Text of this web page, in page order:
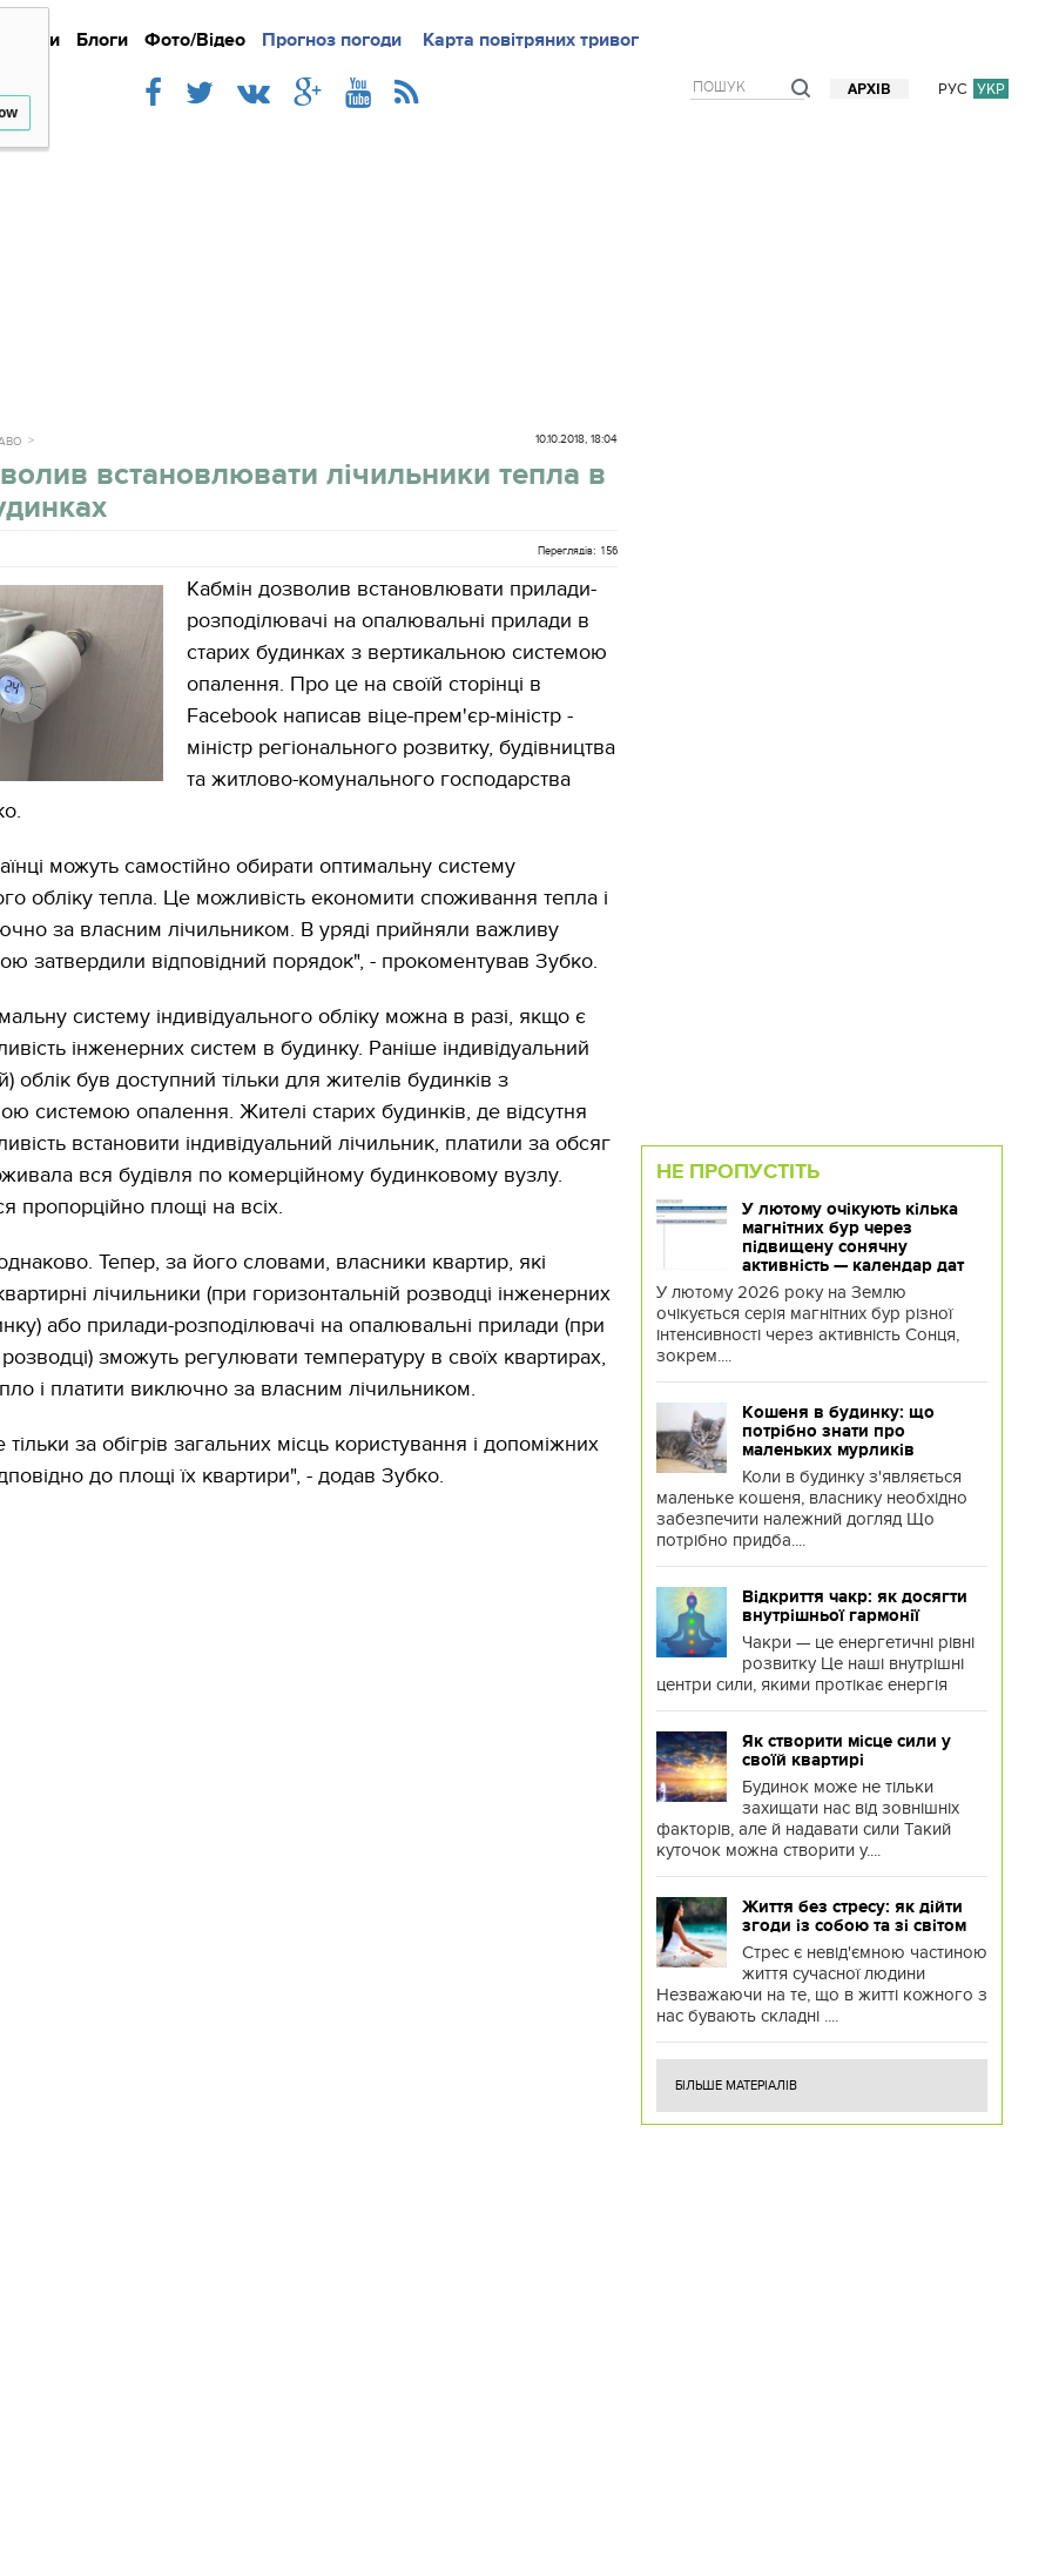
Новини Блоги Фото/Відео Прогноз погоди Карта повітряних тривог
РУС УКР
АРХІВ
Докладно Новини Iнтерв`ю Блоги
10.10.2018, 18:04
встановлювати лічильники тепла в
Переглядів: 156
Кабмін дозволив встановлювати прилади-
розподілювачі на опалювальні прилади в
старих будинках з вертикальною системою
опалення. Про це на своїй сторінці в
Facebook написав віце-прем'єр-міністр -
міністр регіонального розвитку, будівництва
та житлово-комунального господарства
можуть самостійно обирати оптимальну систему
обліку тепла. Це можливість економити споживання тепла і
за власним лічильником. В уряді прийняли важливу
затвердили відповідний порядок", - прокоментував Зубко.
систему індивідуального обліку можна в разі, якщо є
інженерних систем в будинку. Раніше індивідуальний
облік був доступний тільки для жителів будинків з
системою опалення. Жителі старих будинків, де відсутня
встановити індивідуальний лічильник, платили за обсяг
вся будівля по комерційному будинковому вузлу.
пропорційно площі на всіх.
Тепер, за його словами, власники квартир, які
лічильники (при горизонтальній розводці інженерних
або прилади-розподілювачі на опалювальні прилади (при
зможуть регулювати температуру в своїх квартирах,
і платити виключно за власним лічильником.
за обігрів загальних місць користування і допоміжних
до площі їх квартири", - додав Зубко.
НЕ ПРОПУСТІТЬ
У лютому очікують кілька
магнітних бур через
підвищену сонячну
активність — календар дат
У лютому 2026 року на Землю
очікується серія магнітних бур різної
інтенсивності через активність Сонця,
зокрем....
Кошеня в будинку: що
потрібно знати про
маленьких мурликів
Коли в будинку з'являється
маленьке кошеня, власнику необхідно
забезпечити належний догляд Що
потрібно придба....
Відкриття чакр: як досягти
внутрішньої гармонії
Чакри — це енергетичні рівні
розвитку Це наші внутрішні
центри сили, якими протікає енергія
Як створити місце сили у
своїй квартирі
Будинок може не тільки
захищати нас від зовнішніх
факторів, але й надавати сили Такий
куточок можна створити у....
Життя без стресу: як дійти
згоди із собою та зі світом
Стрес є невід'ємною частиною
життя сучасної людини
Незважаючи на те, що в житті кожного з
нас бувають складні ....
БІЛЬШЕ МАТЕРІАЛІВ